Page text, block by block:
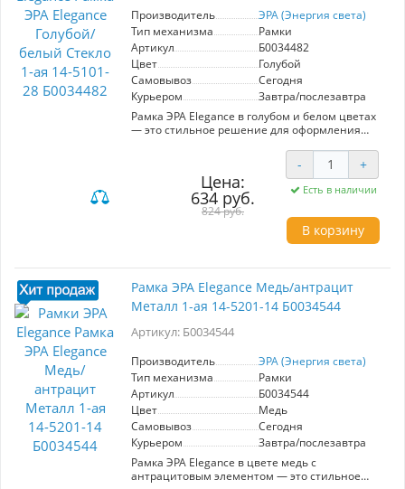
только эстетическое удовольствие, но и
уверенность в надежности и долговечности
вашего решения.
Производитель
ЭРА (Энергия света)
Тип механизма
Рамки
Артикул
Б0034482
Цвет
Голубой
Самовывоз
Сегодня
Курьером
Завтра/послезавтра
Рамка ЭРА Elegance в голубом и белом цветах
— это стильное решение для оформления
местом для установки розетки или
выключателя идеально вписывается в
современные дизайнерские концепции.
Изготовленная из высококачественного
стекла, рамка отличается прочностью и
легкостью в уходе, что обеспечивает
долговечность эксплуатации. Эстетичный
только функциональной, но и
привлекательной. Рамка ЭРА Elegance
подчеркнет индивидуальность вашего
пространства и гармонично дополнит как
Простота установки и совместимость с
электроустановочных изделий делают её
отличным выбором для любого дома.
Цена:
634 руб.
824 руб.
- +
Есть в наличии
В корзину
Рамка ЭРА Elegance Медь/антрацит
Металл 1-ая 14-5201-14 Б0034544
Артикул: Б0034544
Производитель
ЭРА (Энергия света)
Тип механизма
Рамки
Артикул
Б0034544
Цвет
Медь
Самовывоз
Сегодня
Курьером
Завтра/послезавтра
Рамка ЭРА Elegance в цвете медь с
антрацитовым элементом — это стильное